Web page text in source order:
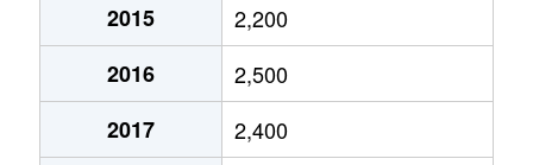
大字東三ツ木
2,800万円
大字東三ツ木
2,300万円
大字東三ツ木
2,900万円
2015
2,200
2016
2,500
2017
2,400